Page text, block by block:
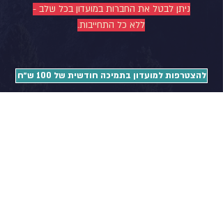
ניתן לבטל את החברות במועדון בכל שלב -
ללא כל התחייבות.
להצטרפות למועדון בתמיכה חודשית של 100 ש״ח